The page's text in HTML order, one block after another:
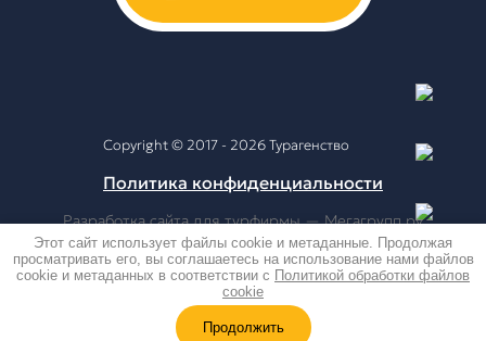
Copyright © 2017 - 2026 Турагенство
Политика конфиденциальности
Этот сайт использует файлы cookie и метаданные. Продолжая
просматривать его, вы соглашаетесь на использование нами файлов
cookie и метаданных в соответствии с Политикой обработки файлов
cookie
Продолжить
Разработка сайта для турфирмы— Мегагрупп.ру